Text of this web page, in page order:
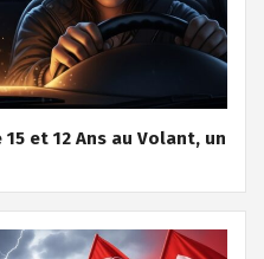
et 12 Ans au Volant, un